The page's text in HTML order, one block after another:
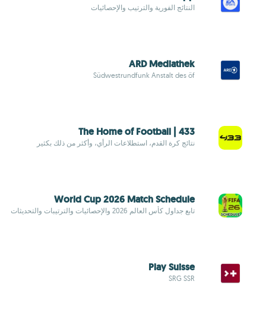
النتائج الفورية والترتيب والإحصائيات
ARD Mediathek
Südwestrundfunk Anstalt des öf
433 | The Home of Football
نتائج كرة القدم، استطلاعات الرأي، وأكثر من ذلك بكثير
World Cup 2026 Match Schedule
تابع جداول كأس العالم 2026 والإحصائيات والترتيبات والتحديثات
Play Suisse
SRG SSR